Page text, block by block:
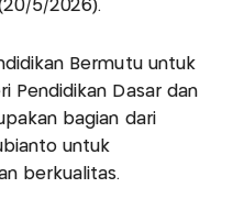
5/2026).
Bermutu untuk
Pendidikan Dasar dan
bagian dari
untuk
berkualitas.